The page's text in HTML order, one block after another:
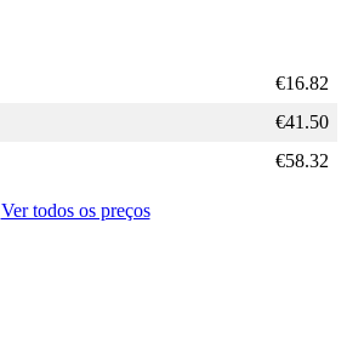
€16.82
€41.50
€58.32
Ver todos os preços